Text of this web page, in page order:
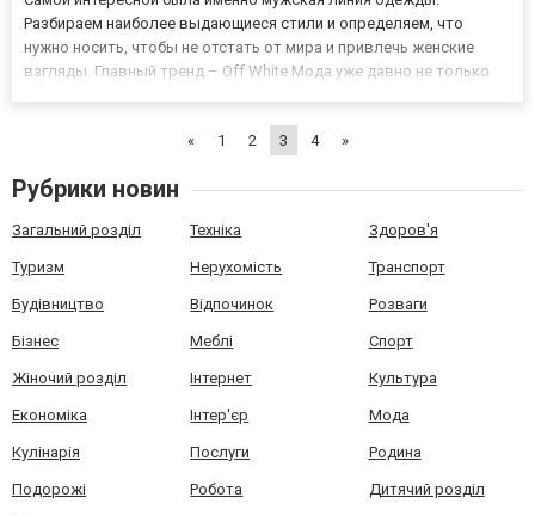
Разбираем наиболее выдающиеся стили и определяем, что
нужно носить, чтобы не отстать от мира и привлечь женские
взгляды. Главный тренд – Off White Мода уже давно не только
« 1 2 3 4 »
Рубрики новин
Загальний розділ Техніка Здоров'я
Туризм Нерухомість Транспорт
Будівництво Відпочинок Розваги
Бізнес Меблі Спорт
Жіночий розділ Інтернет Культура
Економіка Інтер'єр Мода
Кулінарія Послуги Родина
Подорожі Робота Дитячий розділ